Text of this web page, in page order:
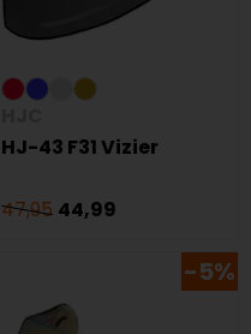
HJ-43 F31 Vizier
47,95 44,99
-5%